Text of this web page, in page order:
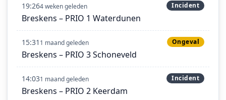
19:264 weken geleden Incident
Breskens – PRIO 1 Waterdunen
15:31 1 maand geleden Ongeval
Breskens – PRIO 3 Schoneveld
14:031 maand geleden Incident
Breskens – PRIO 2 Keerdam